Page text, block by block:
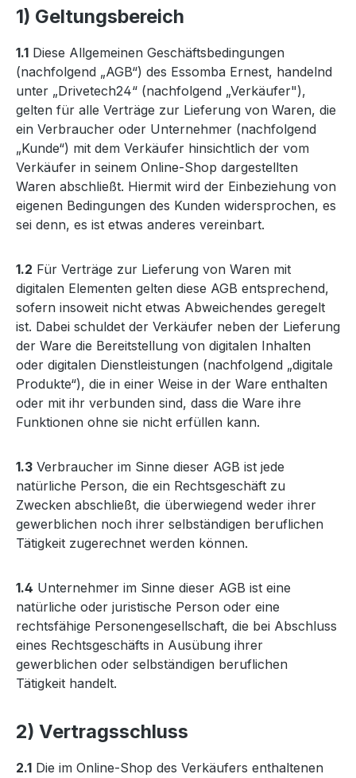
1) Geltungsbereich
1.1 Diese Allgemeinen Geschäftsbedingungen
(nachfolgend „AGB“) des Essomba Ernest, handelnd
unter „Drivetech24“ (nachfolgend „Verkäufer"),
gelten für alle Verträge zur Lieferung von Waren, die
ein Verbraucher oder Unternehmer (nachfolgend
„Kunde“) mit dem Verkäufer hinsichtlich der vom
Verkäufer in seinem Online-Shop dargestellten
Waren abschließt. Hiermit wird der Einbeziehung von
eigenen Bedingungen des Kunden widersprochen, es
sei denn, es ist etwas anderes vereinbart.
1.2 Für Verträge zur Lieferung von Waren mit
digitalen Elementen gelten diese AGB entsprechend,
sofern insoweit nicht etwas Abweichendes geregelt
ist. Dabei schuldet der Verkäufer neben der Lieferung
der Ware die Bereitstellung von digitalen Inhalten
oder digitalen Dienstleistungen (nachfolgend „digitale
Produkte“), die in einer Weise in der Ware enthalten
oder mit ihr verbunden sind, dass die Ware ihre
Funktionen ohne sie nicht erfüllen kann.
1.3 Verbraucher im Sinne dieser AGB ist jede
natürliche Person, die ein Rechtsgeschäft zu
Zwecken abschließt, die überwiegend weder ihrer
gewerblichen noch ihrer selbständigen beruflichen
Tätigkeit zugerechnet werden können.
1.4 Unternehmer im Sinne dieser AGB ist eine
natürliche oder juristische Person oder eine
rechtsfähige Personengesellschaft, die bei Abschluss
eines Rechtsgeschäfts in Ausübung ihrer
gewerblichen oder selbständigen beruflichen
Tätigkeit handelt.
2) Vertragsschluss
2.1 Die im Online-Shop des Verkäufers enthaltenen